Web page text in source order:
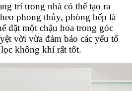
trí trong nhà có thể tạo ra
phong thủy, phòng bếp là
đặt một chậu hoa trong góc
vời vừa đảm bảo các yếu tố
không khí rất tốt.